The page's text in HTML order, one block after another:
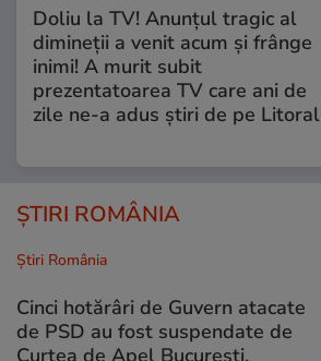
Doliu la TV! Anunțul tragic al
dimineții a venit acum și frânge
inimi! A murit subit
prezentatoarea TV care ani de
zile ne-a adus știri de pe Litoral
ȘTIRI ROMÂNIA
Știri România
Cinci hotărâri de Guvern atacate
de PSD au fost suspendate de
Curtea de Apel București.